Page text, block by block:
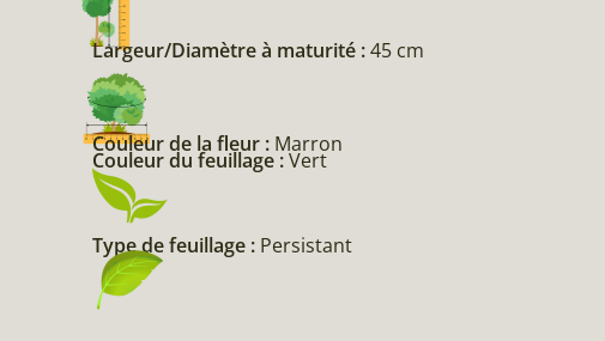
Largeur/Diamètre à maturité :45 cm
Couleur de la fleur : Marron
Couleur du feuillage :Vert
Type de feuillage : Persistant